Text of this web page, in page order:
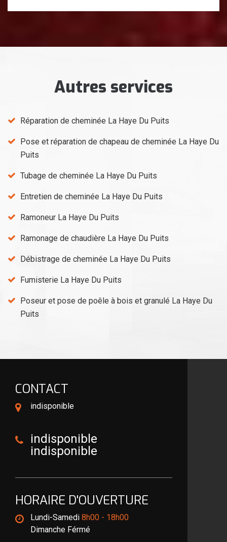
Autres services
Réparation de cheminée La Haye Du Puits
Pose et réparation de chapeau de cheminée La Haye Du
Puits
Tubage de cheminée La Haye Du Puits
Entretien de cheminée La Haye Du Puits
Ramoneur La Haye Du Puits
Ramonage de chaudière La Haye Du Puits
Débistrage de cheminée La Haye Du Puits
Fumisterie La Haye Du Puits
Poseur et pose de poêle à bois et granulé La Haye Du
Puits
CONTACT
indisponible
indisponible
indisponible
HORAIRE D'OUVERTURE
Lundi-Samedi 8h00 - 18h00
Dimanche Férmé